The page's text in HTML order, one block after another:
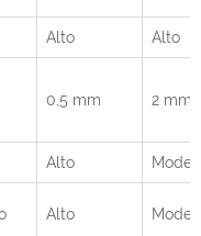
Alto Alto
0,5 mm 2 mm
Alto
Alto